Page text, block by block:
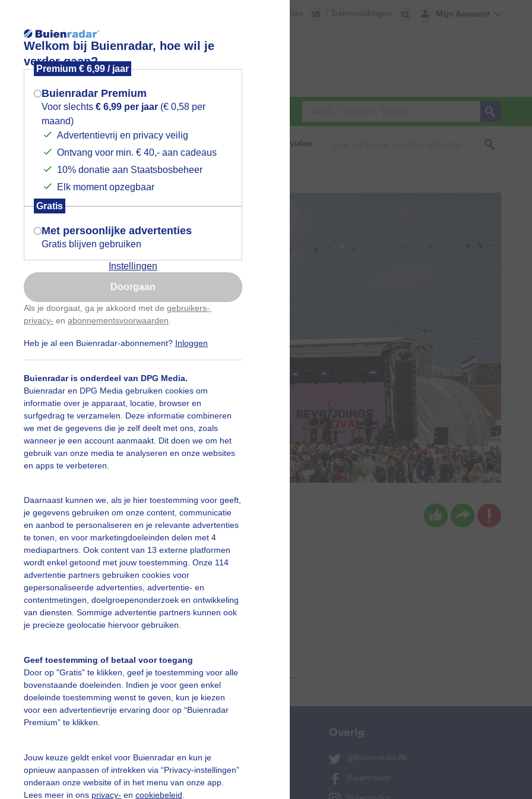
Welkom bij Buienradar, hoe wil je
verder gaan?
Premium € 6,99 / jaar
Buienradar Premium
Voor slechts € 6,99 per jaar (€ 0,58 per
maand)
Advertentievrij en privacy veilig
Ontvang voor min. € 40,- aan cadeaus
10% donatie aan Staatsbosbeheer
Elk moment opzegbaar
Gratis
Met persoonlijke advertenties
Gratis blijven gebruiken
Instellingen
Doorgaan
Als je doorgaat, ga je akkoord met de gebruikers-
privacy- en abonnementsvoorwaarden
Heb je al een Buienradar-abonnement? Inloggen
Buienradar is onderdeel van DPG Media.
Buienradar en DPG Media gebruiken cookies om
informatie over je apparaat, locatie, browser en
surfgedrag te verzamelen. Deze informatie combineren
we met de gegevens die je zelf deelt met ons, zoals
wanneer je een account aanmaakt. Dit doen we om het
gebruik van onze media te analyseren en onze websites
en apps te verbeteren.
Daarnaast kunnen we, als je hier toestemming voor geeft,
je gegevens gebruiken om onze content, communicatie
en aanbod te personaliseren en je relevante advertenties
te tonen, en voor marketingdoeleinden delen met 4
mediapartners. Ook content van 13 externe platformen
wordt enkel getoond met jouw toestemming. Onze 114
advertentie partners gebruiken cookies voor
gepersonaliseerde advertenties, advertentie- en
contentmetingen, doelgroepenonderzoek en ontwikkeling
van diensten. Sommige advertentie partners kunnen ook
je precieze geolocatie hiervoor gebruiken.
Geef toestemming of betaal voor toegang
Door op "Gratis" te klikken, geef je toestemming voor alle
bovenstaande doeleinden. Indien je voor geen enkel
doeleinde toestemming wenst te geven, kun je kiezen
voor een advertentievrije ervaring door op “Buienradar
Premium” te klikken.
Jouw keuze geldt enkel voor Buienradar en kun je
opnieuw aanpassen of intrekken via “Privacy-instellingen”
onderaan onze website of in het menu van onze app.
Lees meer in ons privacy- en cookiebeleid
Mijn Account
Files 15 | Treinmeldingen 12
Foto en video Weerzine
Zoeken in foto & video:
zonnige dag bevrijdingsfestival
ria brasser Gemaakt: 05-05-2024, 67x bekeken
Bevrijdingsfestival
slideshow
Een moment geduld aub...
vragen
De Bilt
Overig
@BuienradarNL
Buienradar
Mogen we je locatie gebruiken voor
het weer?
Indien je hier nog geen akkoord op hebt
gegeven, verschijnt er zo een pop-up uit
je browser waarin deze toestemming
gevraagd wordt.
Is goed, toon de popup
Nu niet, misschien later
Gebruik je Safari en wil je niet elke dag deze pop-up
Klikhierom dit aan te passen